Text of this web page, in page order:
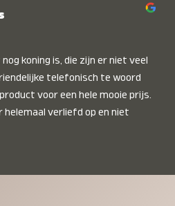
koning is, die zijn er niet veel
telefonisch te woord
voor een hele mooie prijs.
helemaal verliefd op en niet